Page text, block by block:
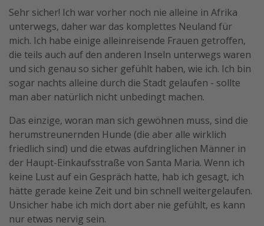
Sehr sicher! Ich war vorher noch nie alleine in Afrika
unterwegs, daher war das komplettes Neuland für
mich. Ich habe einige alleinreisende Frauen getroffen,
die teils auch auf den anderen Inseln unterwegs waren
und sich genau so sicher gefühlt haben, wie ich. Ich bin
sogar nachts alleine durch die Stadt gelaufen - sollte
man aber natürlich nicht unbedingt machen.
Das einzige, woran man sich gewöhnen muss, sind die
herumstreunernden Hunde (die aber alle wirklich
friedlich sind) und die etwas aufdringlichen Männer in
der Haupt-Einkaufsstraße von Santa Maria. Wenn ich
keine Lust auf ein Gespräch hatte, hab ich gesagt, ich
hätte gerade keine Zeit und bin schnell weitergelaufen.
Unsicher habe ich mich dort aber nie gefühlt, es kann
nur etwas nervig sein.